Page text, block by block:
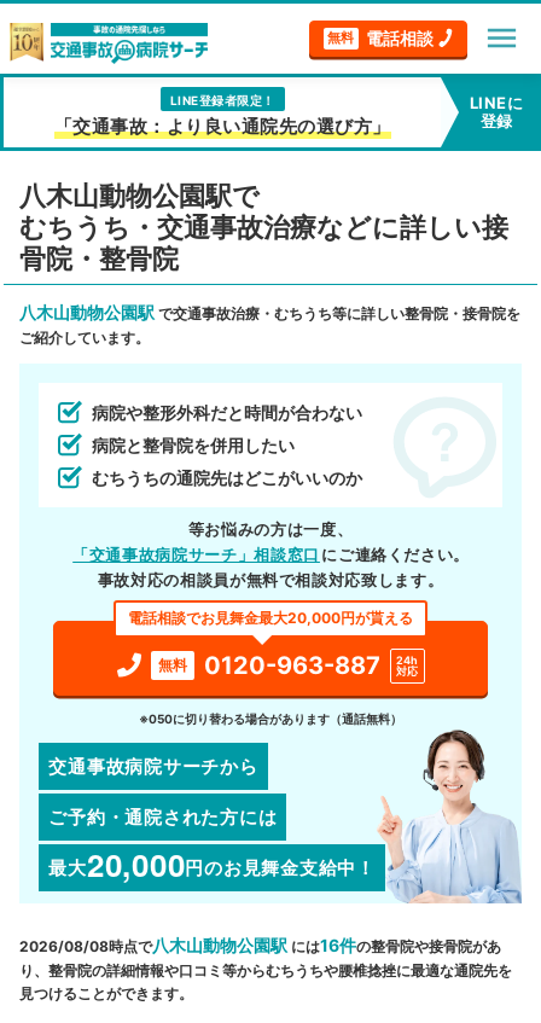
無料 電話相談 menu
LINE登録者限定！
「交通事故：より良い通院先の選び方」
LINEに
登録
八木山動物公園駅で
むちうち・交通事故治療などに詳しい接
骨院・整骨院
八木山動物公園駅 で交通事故治療・むちうち等に詳しい整骨院・接骨院を
ご紹介しています。
病院や整形外科だと時間が合わない
病院と整骨院を併用したい
むちうちの通院先はどこがいいのか
等お悩みの方は一度、
「交通事故病院サーチ」相談窓口 にご連絡ください。
事故対応の相談員が無料で相談対応致します。
電話相談でお見舞金最大20,000円が貰える
無料 0120-963-887
24h
対応
※050に切り替わる場合があります（通話無料）
交通事故病院サーチから
ご予約・通院された方には
最大20,000円のお見舞金支給中！
2026/08/08時点で八木山動物公園駅 には16件の整骨院や接骨院があ
り、整骨院の詳細情報や口コミ等からむちうちや腰椎捻挫に最適な通院先を
見つけることができます。